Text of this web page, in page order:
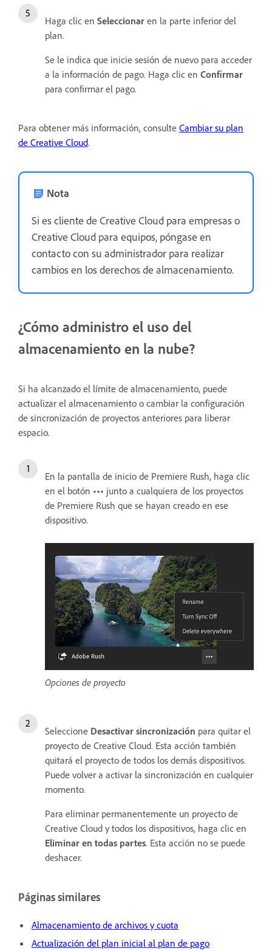
Haga clic en Seleccionar en la parte inferior del
plan.
Se le indica que inicie sesión de nuevo para acceder
a la información de pago. Haga clic en Confirmar
para confirmar el pago.
Para obtener más información, consulte Cambiar su plan
de Creative Cloud.
Nota
Si es cliente de Creative Cloud para empresas o
Creative Cloud para equipos, póngase en
contacto con su administrador para realizar
cambios en los derechos de almacenamiento.
¿Cómo administro el uso del
almacenamiento en la nube?
Si ha alcanzado el límite de almacenamiento, puede
actualizar el almacenamiento o cambiar la configuración
de sincronización de proyectos anteriores para liberar
espacio.
En la pantalla de inicio de Premiere Rush, haga clic
en el botón ••• junto a cualquiera de los proyectos
de Premiere Rush que se hayan creado en ese
dispositivo.
Opciones de proyecto
Seleccione Desactivar sincronización para quitar el
proyecto de Creative Cloud. Esta acción también
quitará el proyecto de todos los demás dispositivos.
Puede volver a activar la sincronización en cualquier
momento.
Para eliminar permanentemente un proyecto de
Creative Cloud y todos los dispositivos, haga clic en
Eliminar en todas partes. Esta acción no se puede
deshacer.
Páginas similares
Almacenamiento de archivos y cuota
Actualización del plan inicial al plan de pago